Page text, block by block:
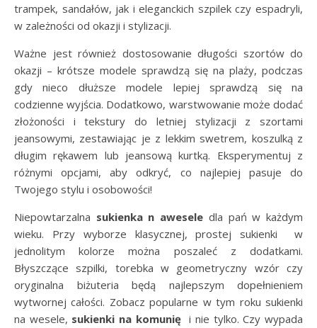
trampek, sandałów, jak i eleganckich szpilek czy espadryli,
w zależności od okazji i stylizacji.
Ważne jest również dostosowanie długości szortów do
okazji – krótsze modele sprawdzą się na plaży, podczas
gdy nieco dłuższe modele lepiej sprawdzą się na
codzienne wyjścia. Dodatkowo, warstwowanie może dodać
złożoności i tekstury do letniej stylizacji z szortami
jeansowymi, zestawiając je z lekkim swetrem, koszulką z
długim rękawem lub jeansową kurtką. Eksperymentuj z
różnymi opcjami, aby odkryć, co najlepiej pasuje do
Twojego stylu i osobowości!
Niepowtarzalna sukienka n awesele dla pań w każdym
wieku. Przy wyborze klasycznej, prostej sukienki w
jednolitym kolorze można poszaleć z dodatkami.
Błyszczące szpilki, torebka w geometryczny wzór czy
oryginalna biżuteria będą najlepszym dopełnieniem
wytwornej całości. Zobacz popularne w tym roku sukienki
na wesele, sukienki na komunięi nie tylko. Czy wypada